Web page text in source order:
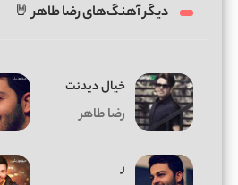
دیگر آهنگ‌های رضا طاهر 🤘
خیال دیدنت
رضا طاهر
ر